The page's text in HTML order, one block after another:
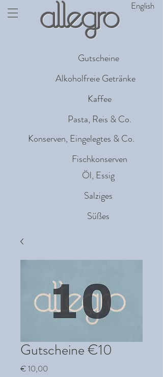
English
allegro
Gutscheine
Alkoholfreie Getränke
Kaffee
Pasta, Reis & Co.
Konserven, Eingelegtes & Co.
Fischkonserven
Öl, Essig
Salziges
Süßes
Gutscheine €10
€ 10,00